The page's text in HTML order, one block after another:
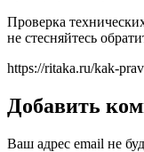
Проверка
не стесняйтесь
https://ritaka.ru/kak-
Добавить
Ваш адрес email не